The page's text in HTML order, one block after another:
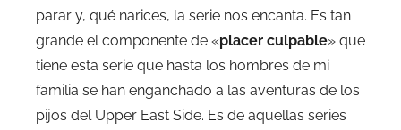
parar y, qué narices, la serie nos encanta. Es tan
grande el componente de «placer culpable» que
tiene esta serie que hasta los hombres de mi
familia se han enganchado a las aventuras de los
pijos del Upper East Side. Es de aquellas series